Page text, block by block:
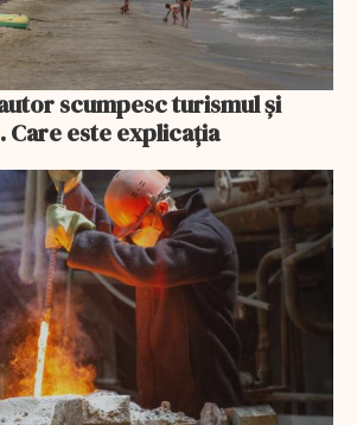
scumpesc turismul și
este explicația